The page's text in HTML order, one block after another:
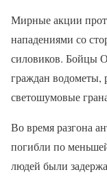
Мирные акции
нападениями со
силовиков. Бойцы
граждан водометы,
светошумовые
Во время разгона
погибли по
людей были